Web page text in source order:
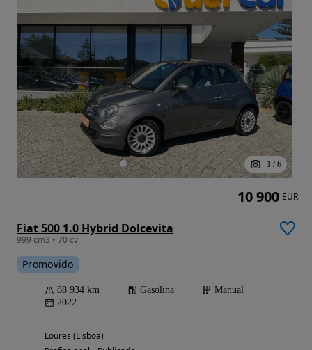
1 / 6
Fiat 500 1.0 Hybrid Dolcevita
999 cm3 • 70 cv
Promovido
88 934 km Gasolina
Manual
2022
Loures (Lisboa)
10 900 EUR